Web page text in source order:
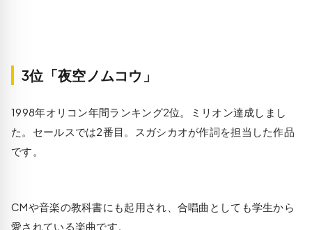
3位「夜空ノムコウ」
1998年オリコン年間ランキング2位。ミリオン達成しまし
た。セールスでは2番目。スガシカオが作詞を担当した作品
です。
CMや音楽の教科書にも起用され、合唱曲としても学生から
愛されている楽曲です。